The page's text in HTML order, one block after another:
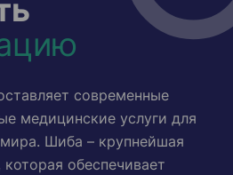
современные
медицинские услуги для
Шиба – крупнейшая
обеспечивает